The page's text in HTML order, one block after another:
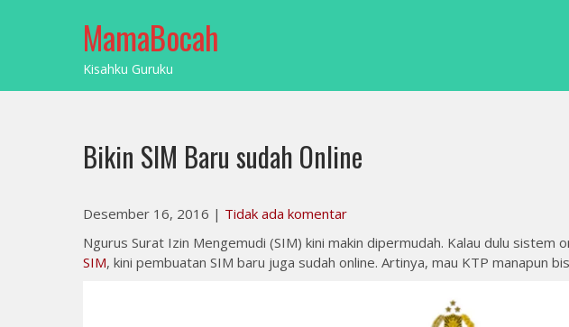
MamaBocah
Kisahku Guruku
Bikin SIM Baru sudah Online
Desember 16, 2016 | Tidak ada komentar
Ngurus Surat Izin Mengemudi (SIM) kini makin dipermudah. Kalau dulu sistem
SIM, kini pembuatan SIM baru juga sudah online. Artinya, mau KTP manapun